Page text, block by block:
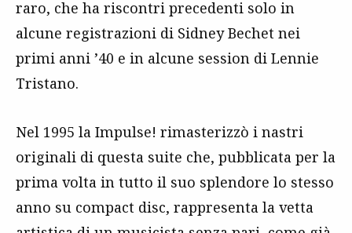
raro, che ha riscontri precedenti solo in
alcune registrazioni di Sidney Bechet nei
primi anni ’40 e in alcune session di Lennie
Tristano.
Nel 1995 la Impulse! rimasterizzò i nastri
originali di questa suite che, pubblicata per la
prima volta in tutto il suo splendore lo stesso
anno su compact disc, rappresenta la vetta